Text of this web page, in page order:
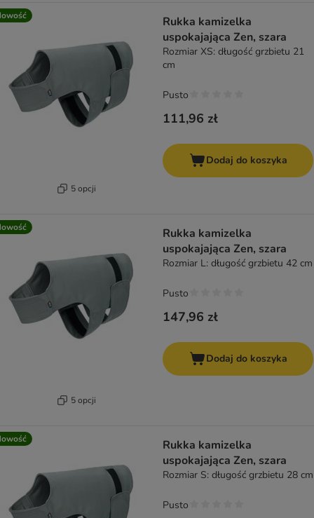
5 opcji
Rukka kamizelka
uspokajająca Zen, szara
Rozmiar XS: długość grzbietu 21
cm
111,96 zł
Pusto
Dodaj do koszyka
5 opcji
Rukka kamizelka
uspokajająca Zen, szara
Rozmiar L: długość grzbietu 42 cm
147,96 zł
Pusto
Dodaj do koszyka
Rukka kamizelka
uspokajająca Zen, szara
Rozmiar S: długość grzbietu 28 cm
Pusto